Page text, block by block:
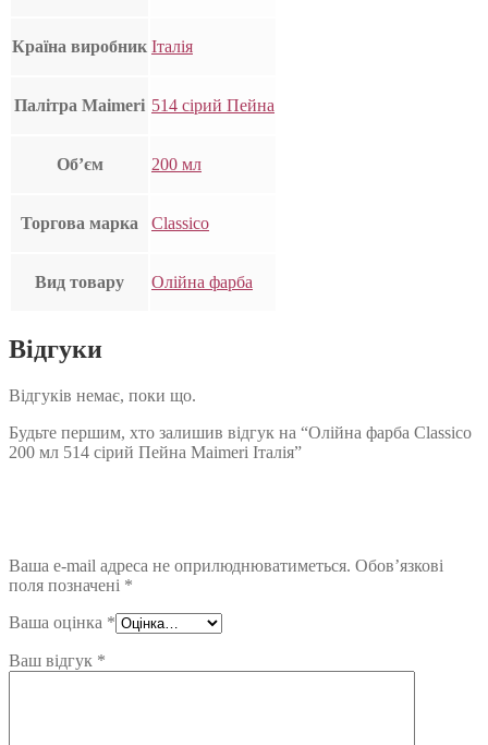
Країна виробник Італія
Палітра Maimeri 514 сірий Пейна
Об’єм 200 мл
Торгова марка Classico
Вид товару Олійна фарба
Відгуки
Відгуків немає, поки що.
Будьте першим, хто залишив відгук на “Олійна фарба Classico
200 мл 514 сірий Пейна Maimeri Італія”
Ваша e-mail адреса не оприлюднюватиметься. Обов’язкові
поля позначені *
Ваша оцінка *
Ваш відгук *